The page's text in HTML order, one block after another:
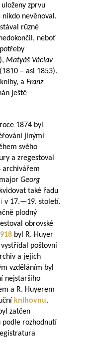
zprvu
nevěnoval.
různé
neboť
), Matyáš Václav
– asi 1853).
a Franz
ještě
1874 byl
jinými
svého
a zregestoval
archivářem
Georg
také řadu
v 17.—19. století.
plodný
obrovské
byl R. Huyer
poštovní
a jejich
vzděláním byl
nejstaršího
a R. Huyerem
knihovnu.
zatčen
rozhodnutí